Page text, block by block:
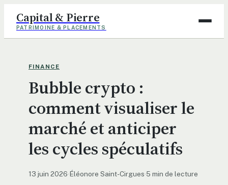
Capital & Pierre
PATRIMOINE & PLACEMENTS
Finance
Immobilier
Maison
Déco
FINANCE
Bubble crypto :
comment visualiser le
marché et anticiper
les cycles spéculatifs
13 juin 2026·Éléonore Saint-Cirgues·5 min de lecture